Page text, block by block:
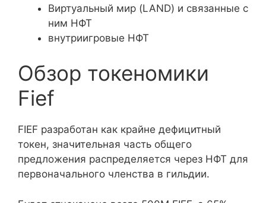
Виртуальный мир (LAND) и связанные с
ним НФТ
внутриигровые НФТ
Обзор токеномики
Fief
FIEF разработан как крайне дефицитный
токен, значительная часть общего
предложения распределяется через НФТ для
первоначального членства в гильдии.